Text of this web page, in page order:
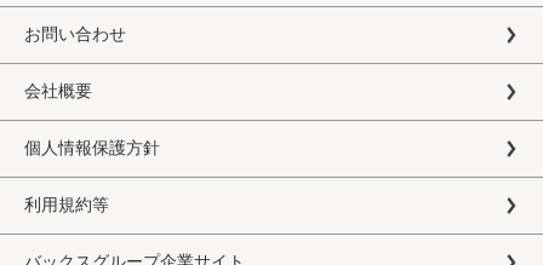
お問い合わせ
会社概要
個人情報保護方針
利用規約等